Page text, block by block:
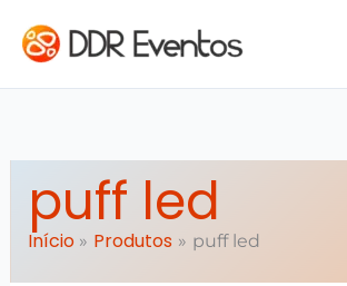
puff led
Início Produtos puff led